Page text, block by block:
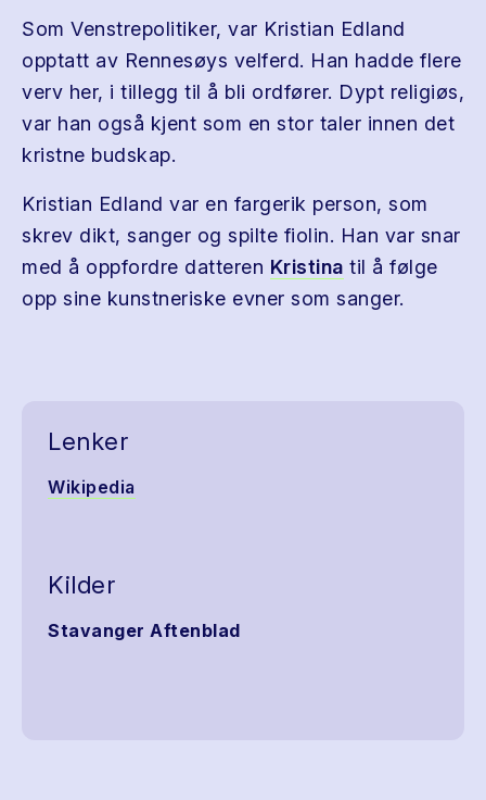
Som Venstrepolitiker, var Kristian Edland
opptatt av Rennesøys velferd. Han hadde flere
verv her, i tillegg til å bli ordfører. Dypt religiøs,
var han også kjent som en stor taler innen det
kristne budskap.
Kristian Edland var en fargerik person, som
skrev dikt, sanger og spilte fiolin. Han var snar
med å oppfordre datteren Kristina til å følge
opp sine kunstneriske evner som sanger.
Lenker
Wikipedia
Kilder
Stavanger Aftenblad